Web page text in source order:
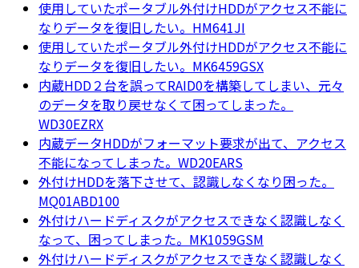
使用していたポータブル外付けHDDがアクセス不能に
なりデータを復旧したい。HM641JI
使用していたポータブル外付けHDDがアクセス不能に
なりデータを復旧したい。MK6459GSX
内蔵HDD２台を誤ってRAID0を構築してしまい、元々
のデータを取り戻せなくて困ってしまった。
WD30EZRX
内蔵データHDDがフォーマット要求が出て、アクセス
不能になってしまった。WD20EARS
外付けHDDを落下させて、認識しなくなり困った。
MQ01ABD100
外付けハードディスクがアクセスできなく認識しなく
なって、困ってしまった。MK1059GSM
外付けハードディスクがアクセスできなく認識しなく